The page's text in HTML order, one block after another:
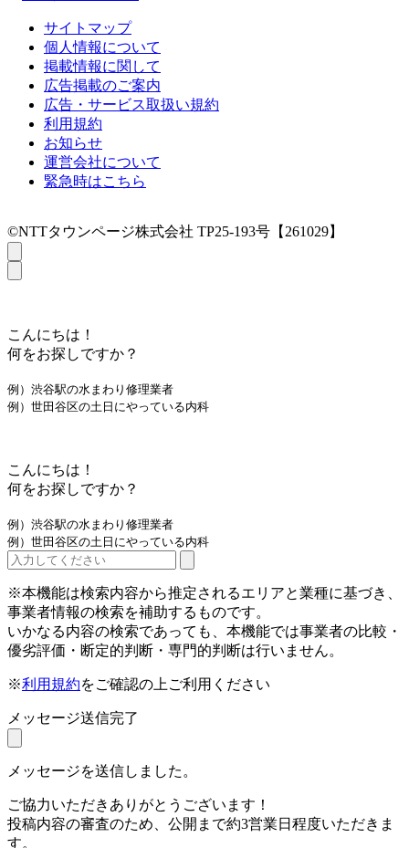
サイトマップ
個人情報について
掲載情報に関して
広告掲載のご案内
広告・サービス取扱い規約
利用規約
お知らせ
運営会社について
緊急時はこちら
©NTTタウンページ株式会社 TP25-193号【261029】
こんにちは！
何をお探しですか？
例）渋谷駅の水まわり修理業者
例）世田谷区の土日にやっている内科
こんにちは！
何をお探しですか？
例）渋谷駅の水まわり修理業者
例）世田谷区の土日にやっている内科
※本機能は検索内容から推定されるエリアと業種に基づき、
事業者情報の検索を補助するものです。
いかなる内容の検索であっても、本機能では事業者の比較・
優劣評価・断定的判断・専門的判断は行いません。
※利用規約をご確認の上ご利用ください
メッセージ送信完了
メッセージを送信しました。
ご協力いただきありがとうございます！
投稿内容の審査のため、公開まで約3営業日程度いただきま
す。